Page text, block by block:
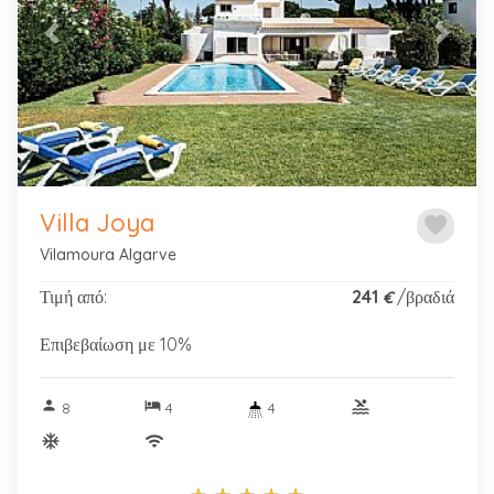
Previous Next
favorite
Villa Joya
Vilamoura Algarve
Τιμή από: 241 €/βραδιά
Επιβεβαίωση με 10%
person 8 hotel4 4
pool
ac_unitif
wifi